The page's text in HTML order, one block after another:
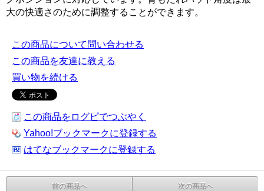
大の快適さのために調整することができます。
この商品について問い合わせる
この商品を友達に教える
買い物を続ける
この商品をログピでつぶやく
Yahoo!ブックマークに登録する
はてなブックマークに登録する
前の商品へ 次の商品へ